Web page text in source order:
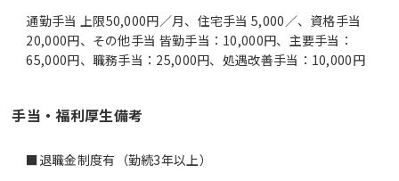
通勤手当 上限50,000円／月、住宅手当 5,000／、資格手当
20,000円、その他手当 皆勤手当：10,000円、主要手当：
65,000円、職務手当：25,000円、処遇改善手当：10,000円
手当・福利厚生備考
■退職金制度有（勤続3年以上）